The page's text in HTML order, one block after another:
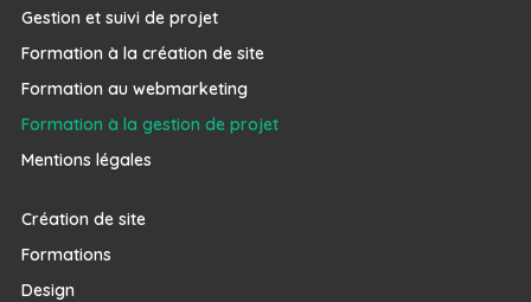
Gestion et suivi de projet
Formation à la création de site
Formation au webmarketing
Formation à la gestion de projet
Mentions légales
Création de site
Formations
Design